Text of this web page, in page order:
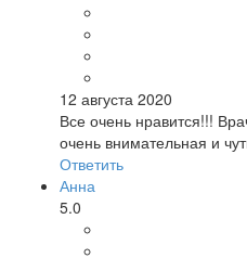
12 августа 2020
Все очень нравится!!!
очень внимательная и
Ответить
Анна
5.0